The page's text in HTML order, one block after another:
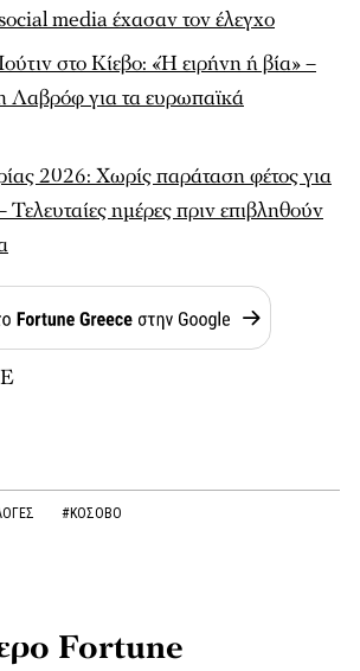
media έχασαν τον έλεγχο
στο Κίεβο: «Ή ειρήνη ή βία» –
Λαβρόφ για τα ευρωπαϊκά
2026: Χωρίς παράταση φέτος για
ημέρες πριν επιβληθούν
#ΚΟΣΟΒΟ
Fortune